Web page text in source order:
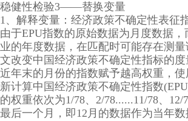
稳健性检验3——替换变量
1、解释变量：经济政策不确定性表征
由于EPU指数的原始数据为月度数据
业的年度数据，在匹配时可能存在测
文改变中国经济政策不确定性指标的
近年末的月份的指数赋予越高权重，
新计算中国经济政策不确定性指数
的权重依次为1/78、2/78......11/78、
最后一个月，即12月的数据作为当年